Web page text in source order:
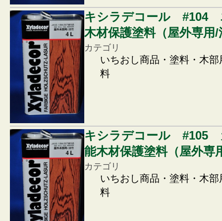
キシラデコール #104
木材保護塗料（屋外専
カテゴリ
いちおし商品・塗料・木
料
キシラデコール #105
能木材保護塗料（屋外
カテゴリ
いちおし商品・塗料・木
料